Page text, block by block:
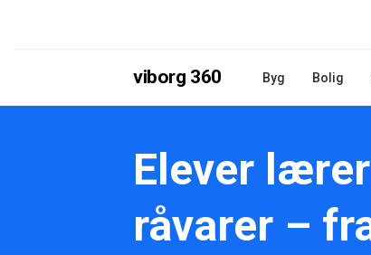
viborg 360 Byg Bolig
Elever
råvarer –